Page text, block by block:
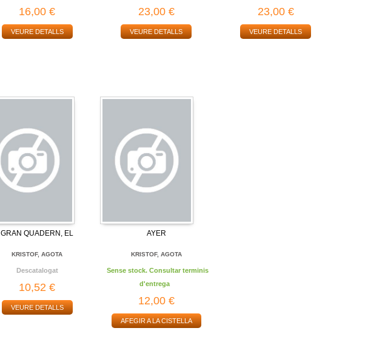
16,00 €
VEURE DETALLS
23,00 €
VEURE DETALLS
23,00 €
VEURE DETALLS
GRAN QUADERN, EL
KRISTOF, AGOTA
Descatalogat
10,52 €
VEURE DETALLS
AYER
KRISTOF, AGOTA
Sense stock. Consultar terminis
d'entrega
12,00 €
AFEGIR A LA CISTELLA